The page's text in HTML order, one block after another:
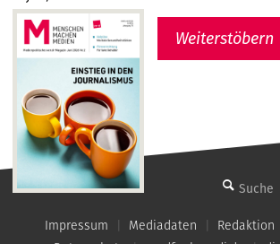
MMM - Menschen machen Medien
Weiterstöbern
Impressum Mediadaten Redaktion